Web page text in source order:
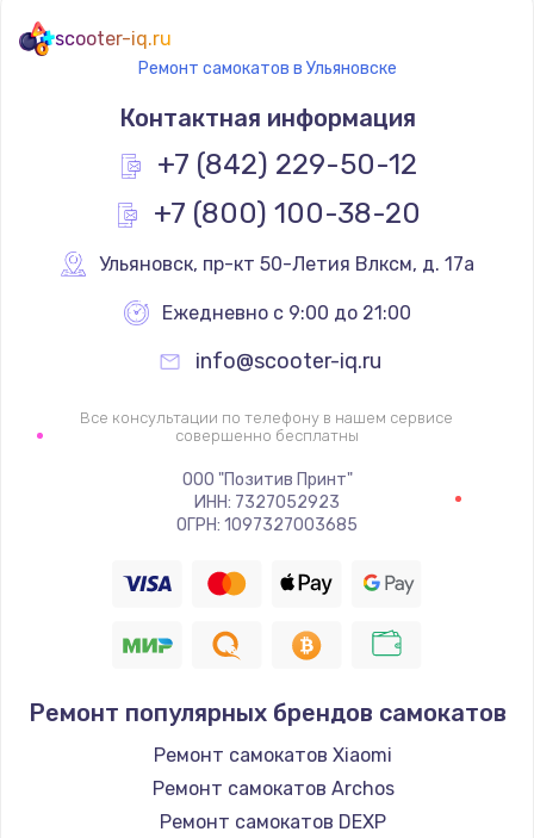
scooter-iq.ru
Ремонт самокатов в Ульяновске
Контактная информация
+7 (842) 229-50-12
+7 (800) 100-38-20
Ульяновск, пр-кт 50-Летия Влксм, д. 17а
Ежедневно с 9:00 до 21:00
info@scooter-iq.ru
Все консультации по телефону в нашем сервисе
совершенно бесплатны
ООО "Позитив Принт"
ИНН: 7327052923
ОГРН: 1097327003685
Ремонт популярных брендов самокатов
Ремонт самокатов Xiaomi
Ремонт самокатов Archos
Ремонт самокатов DEXP